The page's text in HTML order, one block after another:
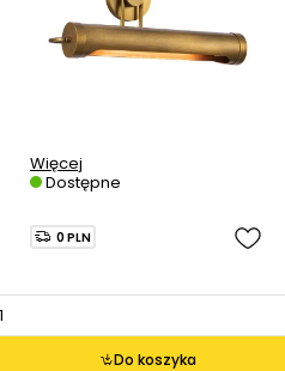
Więcej
Dostępne
Do koszyka
0 PLN